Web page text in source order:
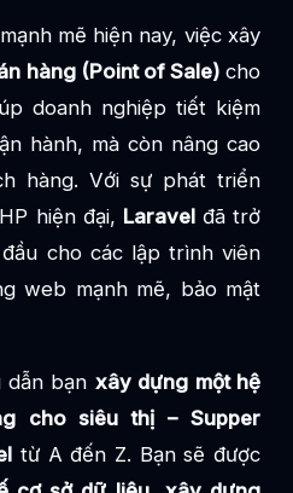
mẽ hiện nay, việc xây
hàng (Point of Sale)cho
doanh nghiệp tiết kiệm
hành, mà còn nâng cao
hàng. Với sự phát triển
hiện đại, Laravelđã trở
cho các lập trình viên
web mạnh mẽ, bảo mật
dẫn bạn xây dựng một hệ
cho siêu thị – Supper
từ A đến Z. Bạn sẽ được